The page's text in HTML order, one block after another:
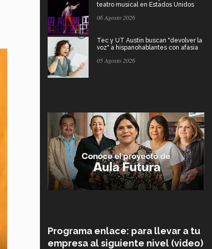
teatro musical en Estados Unidos
06 Agosto 2026
Tec y UT Austin buscan "devolver la
voz" a hispanohablantes con afasia
05 Agosto 2026
Programa enlace: para llevar a tu
empresa al siguiente nivel (video)